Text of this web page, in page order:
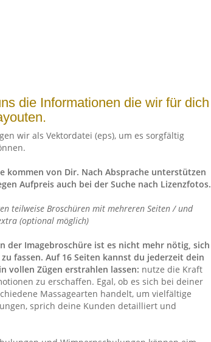
die Informationen die wir für dich
wir als Vektordatei (eps), um es sorgfältig
kommen von Dir. Nach Absprache unterstützen
Aufpreis auch bei der Suche nach Lizenzfotos.
teilweise Broschüren mit mehreren Seiten / und
(optional möglich)
der Imagebroschüre ist es nicht mehr nötig, sich
fassen. Auf 16 Seiten kannst du jederzeit dein
vollen Zügen erstrahlen lassen: nutze die Kraft
zu erschaffen. Egal, ob es sich bei deiner
Massagearten handelt, um vielfältige
sprich deine Kunden detailliert und